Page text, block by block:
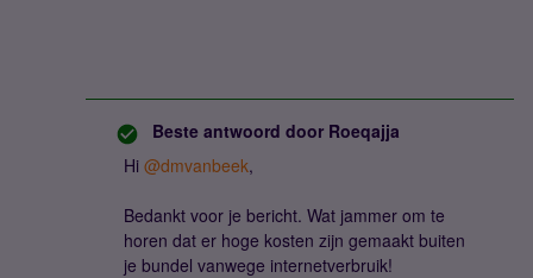
Beste antwoord door Roeqajja
Hi ​ @dmvanbeek,
Bedankt voor je bericht. Wat jammer om te
horen dat er hoge kosten zijn gemaakt buiten
je bundel vanwege internetverbruik!